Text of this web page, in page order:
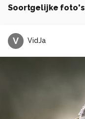
Soortgelijke foto's
V VidJa